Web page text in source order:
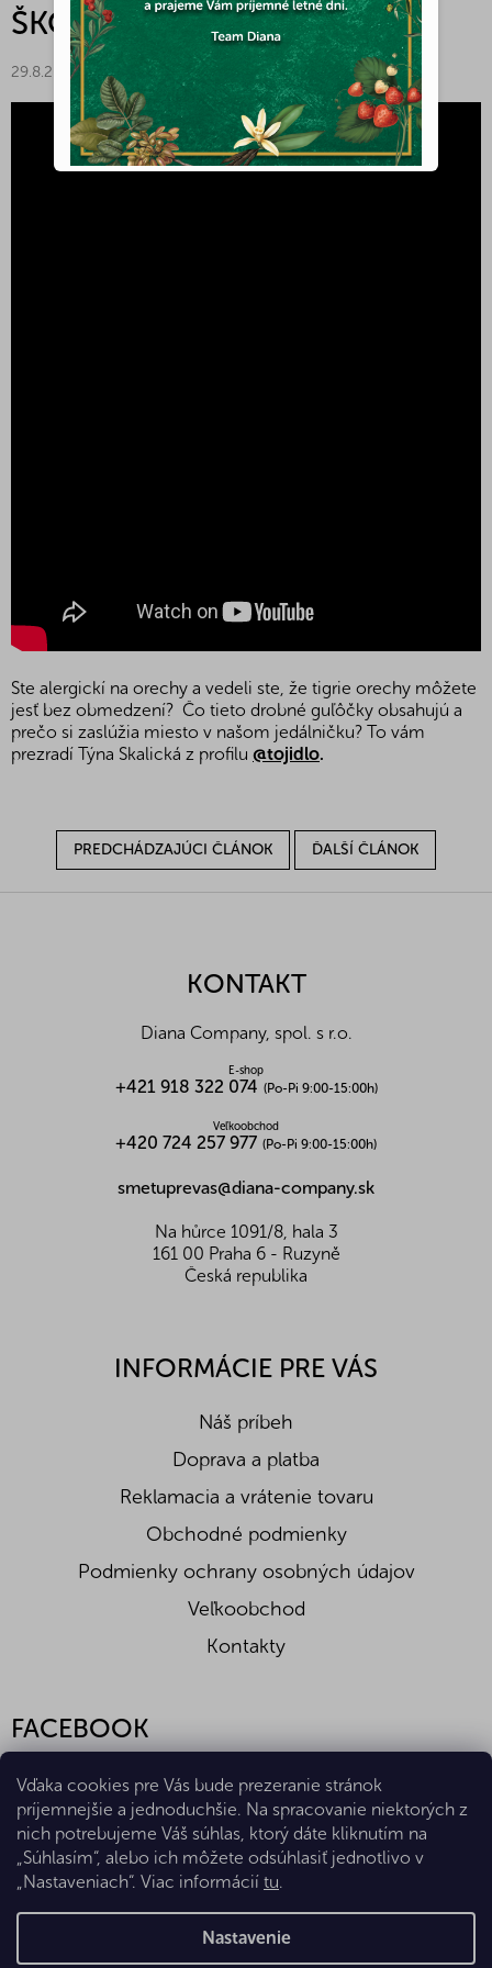
Vďaka cookies pre Vás bude prezeranie stránok
príjemnejšie a jednoduchšie. Na spracovanie niektorých z
nich potrebujeme Váš súhlas, ktorý dáte kliknutím na
„Súhlasím“, alebo ich môžete odsúhlasiť jednotlivo v
„Nastaveniach“. Viac informácií tu.
Nastavenie
ŠKOLA PŘÍRODY
29.8.2023
Ste alergickí na orechy a vedeli ste, že tigrie orechy môžete
jesť bez obmedzení? Čo tieto drobné guľôčky obsahujú a
prečo si zaslúžia miesto v našom jedálničku? To vám
prezradí Týna Skalická z profilu @tojidlo.
PREDCHÁDZAJÚCI ČLÁNOK ĎALŠÍ ČLÁNOK
KONTAKT
Diana Company, spol. s r.o.
E-shop
+421 918 322 074 (Po-Pi 9:00-15:00h)
Veľkoobchod
+420 724 257 977 (Po-Pi 9:00-15:00h)
smetuprevas@diana-company.sk
Na hůrce 1091/8, hala 3
161 00 Praha 6 - Ruzyně
Česká republika
INFORMÁCIE PRE VÁS
Náš príbeh
Doprava a platba
Reklamacia a vrátenie tovaru
Obchodné podmienky
Podmienky ochrany osobných údajov
Veľkoobchod
Kontakty
FACEBOOK
Vytvoril Shoptet Premium